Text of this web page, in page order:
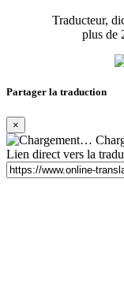
Traducteur,
plus de
Partager la traduction
×
Lien direct vers la